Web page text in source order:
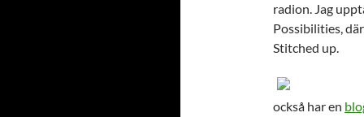
radion. Jag
Possibilities,
Stitched up.
också har en